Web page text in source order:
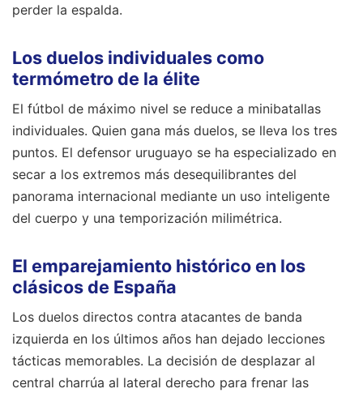
perder la espalda.
Los duelos individuales como
termómetro de la élite
El fútbol de máximo nivel se reduce a minibatallas
individuales. Quien gana más duelos, se lleva los tres
puntos. El defensor uruguayo se ha especializado en
secar a los extremos más desequilibrantes del
panorama internacional mediante un uso inteligente
del cuerpo y una temporización milimétrica.
El emparejamiento histórico en los
clásicos de España
Los duelos directos contra atacantes de banda
izquierda en los últimos años han dejado lecciones
tácticas memorables. La decisión de desplazar al
central charrúa al lateral derecho para frenar las